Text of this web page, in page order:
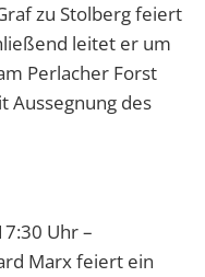
zu Stolberg feiert
leitet er um
Perlacher Forst
Aussegnung des
Uhr –
Marx feiert ein